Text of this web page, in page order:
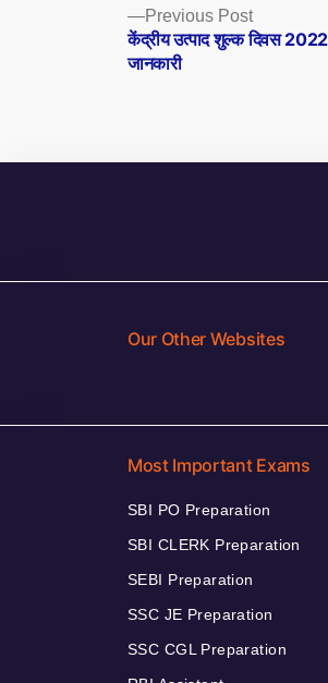
Posts
navigation
Previous PostPrevious
post:
केंद्रीय उत्पाद शुल्क दिवस
जानकारी
Our Other Websites
Most Important Exams
SBI PO Preparation
SBI CLERK Preparation
SEBI Preparation
SSC JE Preparation
SSC CGL Preparation